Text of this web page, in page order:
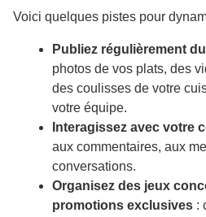
Voici quelques pistes pour
Publiez régulièrement
photos de vos plats, des
des coulisses de votre
votre équipe.
Interagissez avec votre
aux commentaires, aux
conversations.
Organisez des jeux
promotions exclusives :